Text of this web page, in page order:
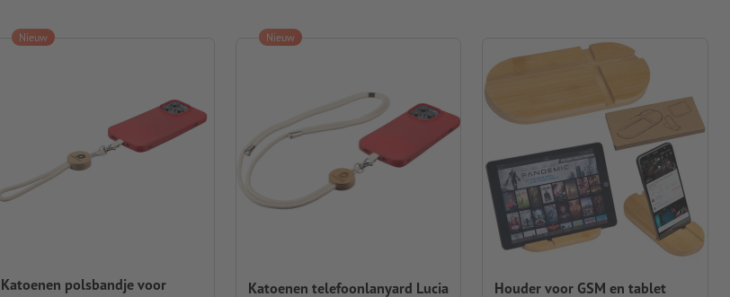
Katoenen polsbandje voor
Nieuw
Katoenen telefoonlanyard Lucia
Nieuw
Houder voor GSM en tablet